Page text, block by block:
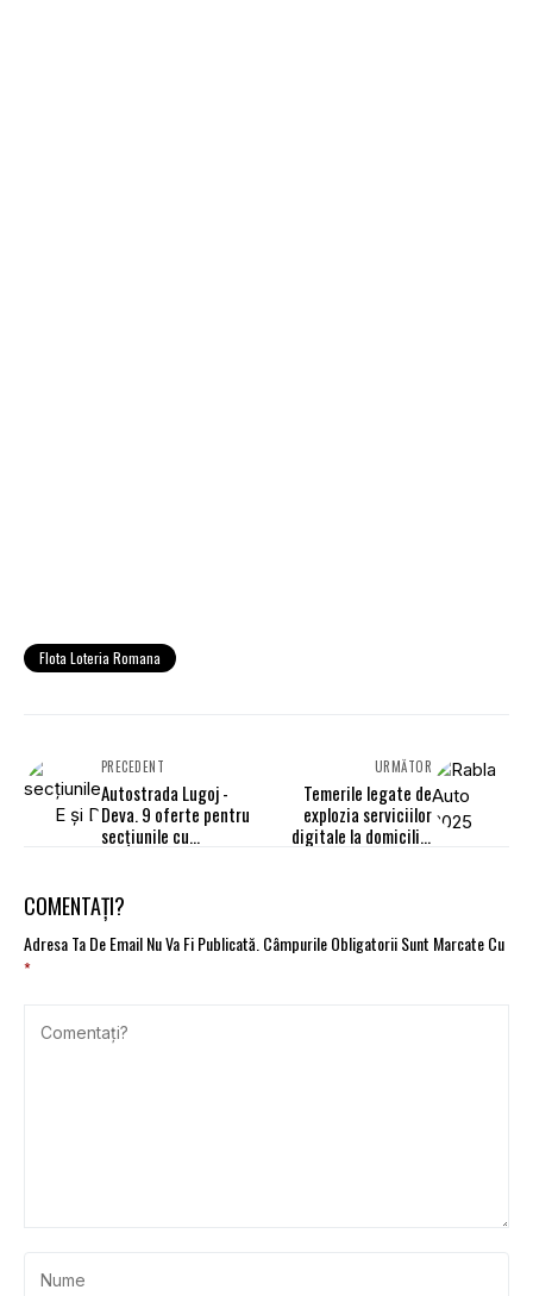
Flota Loteria Romana
PRECEDENT
Autostrada Lugoj -
Deva. 9 oferte pentru
secțiunile cu
URMĂTOR
Temerile legate de
explozia serviciilor
digitale la domiciliu.
COMENTAȚI?
Adresa Ta De Email Nu Va Fi Publicată.Câmpurile Obligatorii Sunt Marcate Cu
*